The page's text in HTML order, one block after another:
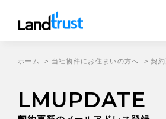
LMUPDATE
ホーム > 当社物件にお住まいの方へ >契約